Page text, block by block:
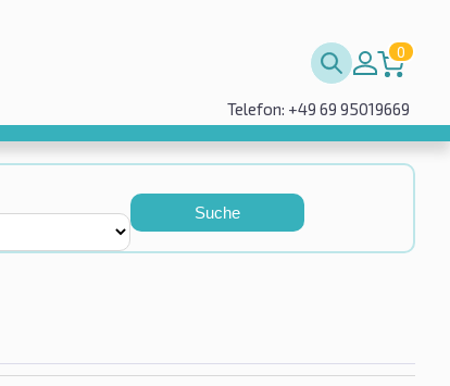
0
Telefon: +49 69 95019669
Suche